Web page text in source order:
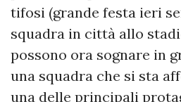
tifosi (grande festa ieri
squadra in città allo
possono ora sognare in
una squadra che si sta
una delle principali